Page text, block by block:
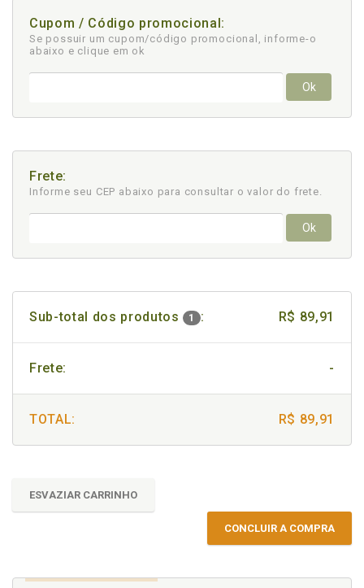
Cupom / Código promocional:
Se possuir um cupom/código promocional, informe-o
abaixo e clique em ok
Ok
Frete:
Informe seu CEP abaixo para consultar o valor do frete.
Ok
Sub-total dos produtos 1 : R$ 89,91
Frete: -
TOTAL: R$ 89,91
ESVAZIAR CARRINHO
CONCLUIR A COMPRA